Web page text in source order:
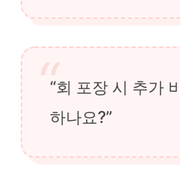
“회 포장 시 추가
하나요?”